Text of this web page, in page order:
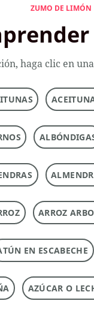
ZUMO DE LIMÓN
haga clic en
ARROZ
EN ESCABECHE
AZÚCAR O